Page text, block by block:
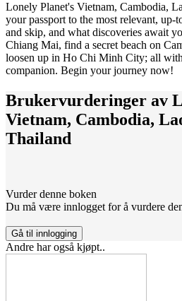
Lonely Planet's Vietnam, Cambodia,
your passport to the most relevant, up-
and skip, and what discoveries await
Chiang Mai, find a secret beach on
loosen up in Ho Chi Minh City; all
companion. Begin your journey now!
Brukervurderinger av
Vietnam, Cambodia,
Thailand
Vurder denne boken
Du må være innlogget for å vurdere
Gå til innlogging
Andre har også kjøpt..